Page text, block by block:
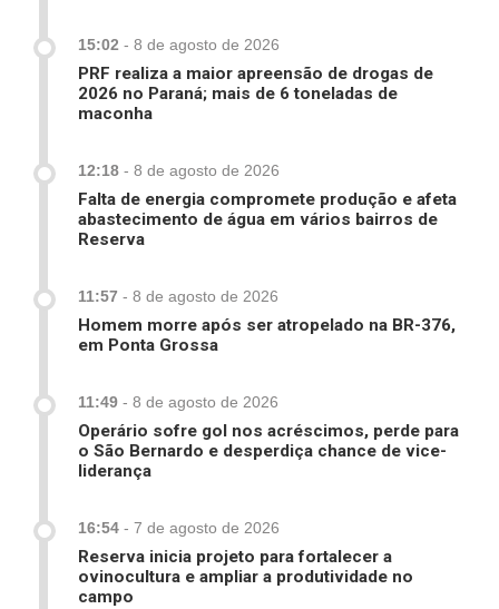
15:02 - 8 de agosto de 2026
PRF realiza a maior apreensão de drogas de
2026 no Paraná; mais de 6 toneladas de
maconha
12:18 - 8 de agosto de 2026
Falta de energia compromete produção e afeta
abastecimento de água em vários bairros de
Reserva
11:57 - 8 de agosto de 2026
Homem morre após ser atropelado na BR-376,
em Ponta Grossa
11:49 - 8 de agosto de 2026
Operário sofre gol nos acréscimos, perde para
o São Bernardo e desperdiça chance de vice-
liderança
16:54 - 7 de agosto de 2026
Reserva inicia projeto para fortalecer a
ovinocultura e ampliar a produtividade no
campo